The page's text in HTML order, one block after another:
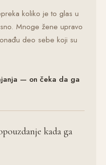
koliko je to glas u
Mnoge žene upravo
deo sebe koji su
— on čeka da ga
kada ga